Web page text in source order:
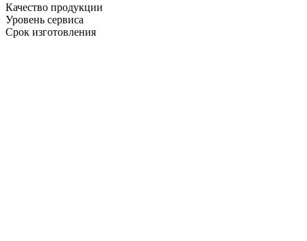
Качество продукции
Уровень сервиса
Срок изготовления